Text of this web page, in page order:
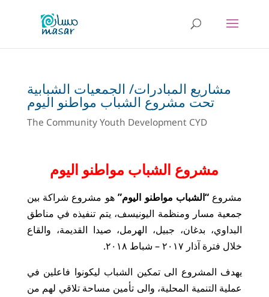
مشاريع المبادرات/ الجمعيات الشبابية
تحت مشروع الشباب مواطنو اليوم
The Community Youth Development CYD
مشروع الشباب مواطنو اليوم
مشروع“الشباب مواطنو اليوم”هو مشروع شراكة بين
جمعية مسار ومنظمة اليونيسف، يتم تنفيذه في مناطق
البداوي، بدغان، جبيل، الهرمل، صيدا القديمة، والقاع
خلال فترة آذار ٢٠١٧ – شباط ٢٠١٨.
يهدف المشروع الى تمكين الشباب ليكونوا فاعلين في
عملية التنمية المحلية، والى تأمين مساحة تلاقي لهم من